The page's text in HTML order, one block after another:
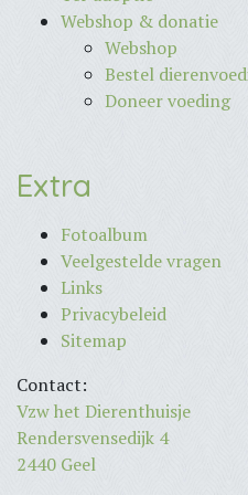
Webshop & donatie
Webshop
Bestel
Doneer voeding
Extra
Fotoalbum
Veelgestelde vragen
Links
Privacybeleid
Sitemap
Contact:
Vzw het Dierenthuisje
Rendersvensedijk 4
2440 Geel